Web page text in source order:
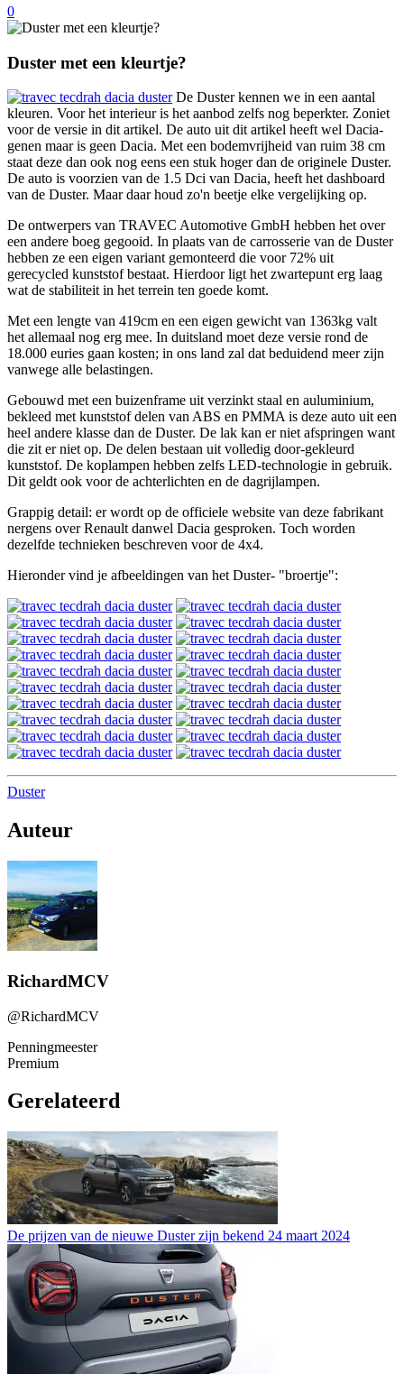
0
Duster met een kleurtje?
De Duster kennen we in een aantal
kleuren. Voor het interieur is het aanbod zelfs nog beperkter. Zoniet
voor de versie in dit artikel. De auto uit dit artikel heeft wel Dacia-
genen maar is geen Dacia. Met een bodemvrijheid van ruim 38 cm
staat deze dan ook nog eens een stuk hoger dan de originele Duster.
De auto is voorzien van de 1.5 Dci van Dacia, heeft het dashboard
van de Duster. Maar daar houd zo'n beetje elke vergelijking op.
De ontwerpers van TRAVEC Automotive GmbH hebben het over
een andere boeg gegooid. In plaats van de carrosserie van de Duster
hebben ze een eigen variant gemonteerd die voor 72% uit
gerecycled kunststof bestaat. Hierdoor ligt het zwartepunt erg laag
wat de stabiliteit in het terrein ten goede komt.
Met een lengte van 419cm en een eigen gewicht van 1363kg valt
het allemaal nog erg mee. In duitsland moet deze versie rond de
18.000 euries gaan kosten; in ons land zal dat beduidend meer zijn
vanwege alle belastingen.
Gebouwd met een buizenframe uit verzinkt staal en auluminium,
bekleed met kunststof delen van ABS en PMMA is deze auto uit een
heel andere klasse dan de Duster. De lak kan er niet afspringen want
die zit er niet op. De delen bestaan uit volledig door-gekleurd
kunststof. De koplampen hebben zelfs LED-technologie in gebruik.
Dit geldt ook voor de achterlichten en de dagrijlampen.
Grappig detail: er wordt op de officiele website van deze fabrikant
nergens over Renault danwel Dacia gesproken. Toch worden
dezelfde technieken beschreven voor de 4x4.
Hieronder vind je afbeeldingen van het Duster- "broertje":
Duster
Auteur
RichardMCV
@RichardMCV
Penningmeester
Premium
Gerelateerd
De prijzen van de nieuwe Duster zijn bekend 24 maart 2024